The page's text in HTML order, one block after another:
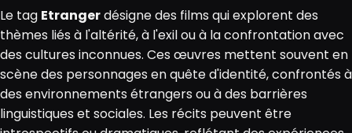
Le tag Etrangerdésigne des films qui explorent des
thèmes liés à l'altérité, à l'exil ou à la confrontation avec
des cultures inconnues. Ces œuvres mettent souvent en
scène des personnages en quête d'identité, confrontés à
des environnements étrangers ou à des barrières
linguistiques et sociales. Les récits peuvent être